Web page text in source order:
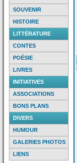
SOUVENIR
HISTOIRE
LITTÉRATURE
CONTES
POÉSIE
LIVRES
INITIATIVES
ASSOCIATIONS
BONS PLANS
DIVERS
HUMOUR
GALERIES PHOTOS
LIENS